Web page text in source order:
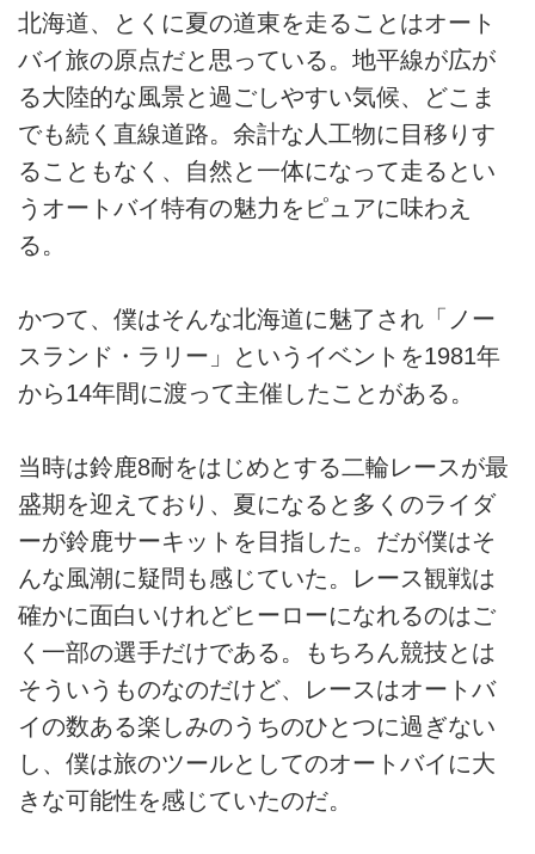
北海道、とくに夏の道東を走ることはオート
バイ旅の原点だと思っている。地平線が広が
る大陸的な風景と過ごしやすい気候、どこま
でも続く直線道路。余計な人工物に目移りす
ることもなく、自然と一体になって走るとい
うオートバイ特有の魅力をピュアに味わえ
る。
かつて、僕はそんな北海道に魅了され「ノー
スランド・ラリー」というイベントを1981年
から14年間に渡って主催したことがある。
当時は鈴鹿8耐をはじめとする二輪レースが最
盛期を迎えており、夏になると多くのライダ
ーが鈴鹿サーキットを目指した。だが僕はそ
んな風潮に疑問も感じていた。レース観戦は
確かに面白いけれどヒーローになれるのはご
く一部の選手だけである。もちろん競技とは
そういうものなのだけど、レースはオートバ
イの数ある楽しみのうちのひとつに過ぎない
し、僕は旅のツールとしてのオートバイに大
きな可能性を感じていたのだ。